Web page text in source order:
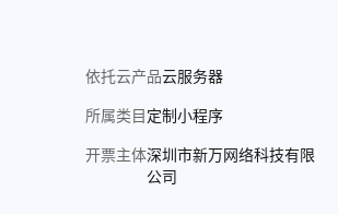
依托云产品云服务器
所属类目 定制小程序
开票主体深圳市新万网络科技有限
公司